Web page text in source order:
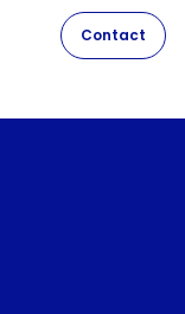
Contact